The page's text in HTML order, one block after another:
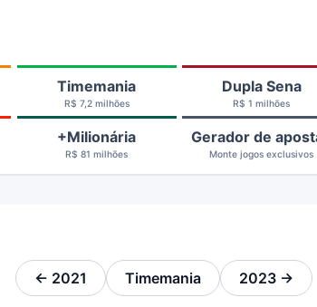
Timemania
R$ 7,2 milhões
Dupla Sena
R$ 1 milhões
+Milionária
R$ 81 milhões
Gerador de
Monte jogos exclusivos
← 2021 Timemania 2023 →